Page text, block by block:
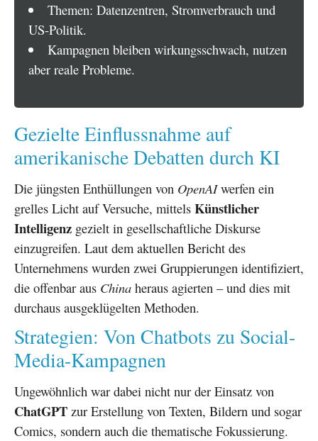
Themen: Datenzentren, Stromverbrauch und
US-Politik.
Kampagnen bleiben wirkungsschwach, nutzen
aber reale Probleme.
Gezielte Einflussnahme auf
amerikanische Debatten durch KI
Die jüngsten Enthüllungen von OpenAIwerfen ein
grelles Licht auf Versuche, mittels Künstlicher
Intelligenz gezielt in gesellschaftliche Diskurse
einzugreifen. Laut dem aktuellen Bericht des
Unternehmens wurden zwei Gruppierungen identifiziert,
die offenbar aus China heraus agierten – und dies mit
durchaus ausgeklügelten Methoden.
Strategien: Von Chatbots zu Social-
Media-Kampagnen
Ungewöhnlich war dabei nicht nur der Einsatz von
ChatGPT zur Erstellung von Texten, Bildern und sogar
Comics, sondern auch die thematische Fokussierung.